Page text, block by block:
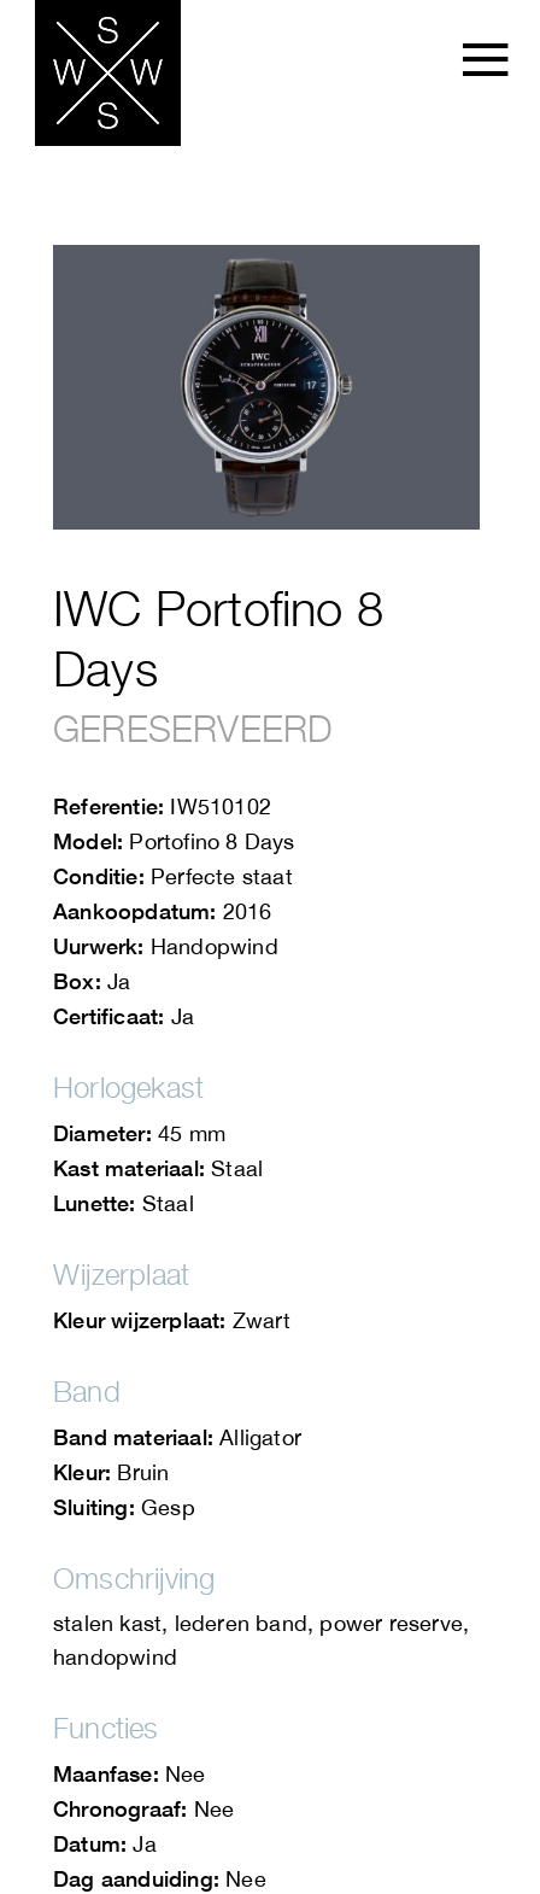
IWC Portofino 8
Days
GERESERVEERD
Referentie: IW510102
Model: Portofino 8 Days
Conditie: Perfecte staat
Aankoopdatum: 2016
Uurwerk: Handopwind
Box: Ja
Certificaat: Ja
Horlogekast
Diameter: 45 mm
Kast materiaal: Staal
Lunette: Staal
Wijzerplaat
Kleur wijzerplaat: Zwart
Band
Band materiaal: Alligator
Kleur: Bruin
Sluiting: Gesp
Omschrijving
stalen kast, lederen band, power reserve,
handopwind
Functies
Maanfase: Nee
Chronograaf: Nee
Datum:Ja
Dag aanduiding: Nee